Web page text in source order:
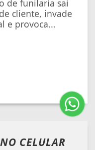
de funilaria sai
cliente, invade
e provoca...
NO CELULAR